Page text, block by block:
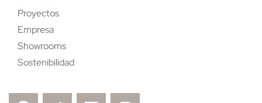
Proyectos
Empresa
Showrooms
Sostenibilidad